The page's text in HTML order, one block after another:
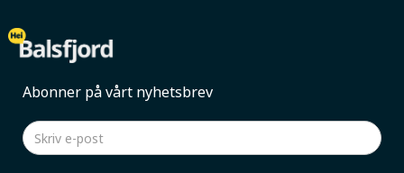
Abonner på vårt nyhetsbrev